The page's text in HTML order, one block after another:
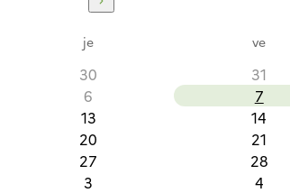
jeudi
je ve
30 31
6 7
13 14
20 21
27 28
3 4